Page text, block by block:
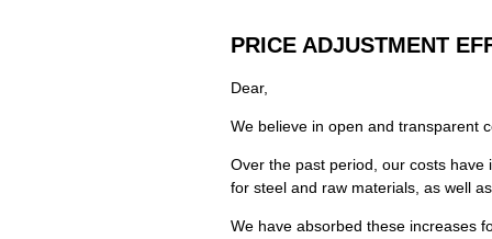
PRICE ADJUSTMENT
Dear,
We believe in open and transparent
Over the past period, our costs have
for steel and raw materials, as well
We have absorbed these increases